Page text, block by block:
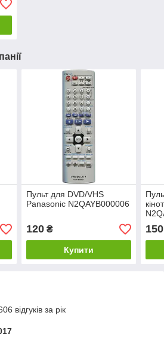
Пульт для DVD/VHS
Panasonic N2QAYB000006
120₴
Купити
150
відгуків за рік